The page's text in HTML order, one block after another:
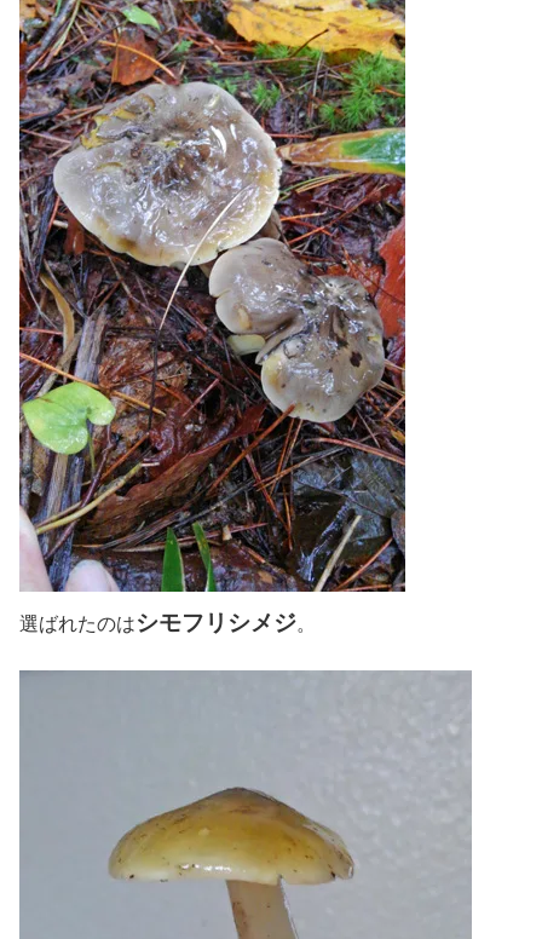
選ばれたのはシモフリシメジ。